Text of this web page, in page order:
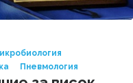
Пневмология